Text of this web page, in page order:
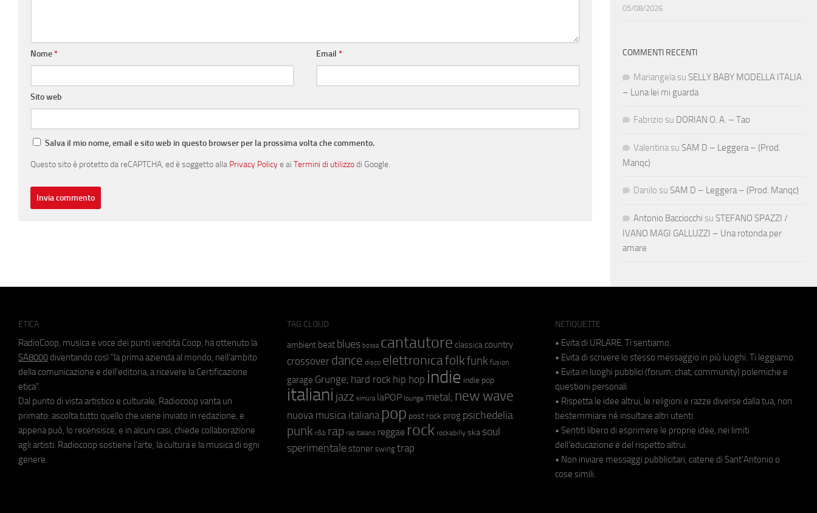
Nome* Email*
Sito web
Salva il mio nome, email e sito web in questo browser per la prossima volta che commento.
Questo sito è protetto da reCAPTCHA, ed è soggetto alla Privacy Policye ai Termini di utilizzodi Google.
05/08/2026
COMMENTI RECENTI
Mariangela su SELLY BABY MODELLA ITALIA
– Luna lei mi guarda
Fabrizio su DORIAN O. A. – Tao
Valentina su SAM D – Leggera – (Prod.
Manqc)
Danilo su SAM D – Leggera – (Prod. Manqc)
Antonio Bacciocchi su STEFANO SPAZZI /
IVANO MAGI GALLUZZI – Una rotonda per
amare
ETICA
RadioCoop, musica e voce dei punti vendita Coop, ha ottenuto la
SA8000 diventando così "la prima azienda al mondo, nell'ambito
della comunicazione e dell'editoria, a ricevere la Certificazione
etica".
Dal punto di vista artistico e culturale, Radiocoop vanta un
primato: ascolta tutto quello che viene inviato in redazione, e
appena può, lo recensisce, e in alcuni casi, chiede collaborazione
agli artisti. Radiocoop sostiene l'arte, la cultura e la musica di ogni
genere.
TAG CLOUD
ambient beat blues bossa cantautore classica country
crossover dance disco elettronicafolkfunk fusion
garage Grunge; hard rock hip hop indie indie pop
italiani jazz kimura laPOP lounge metal; new wave
nuova musica italiana pop post rock prog psichedelia
punk r&b rap rap italiano reggae rock rockabilly ska soul
sperimentale stoner swing trap
NETIQUETTE
• Evita di URLARE. Ti sentiamo.
• Evita di scrivere lo stesso messaggio in più luoghi. Ti leggiamo.
• Evita in luoghi pubblici (forum, chat, community) polemiche e
questioni personali.
• Rispetta le idee altrui, le religioni e razze diverse dalla tua, non
bestemmiare né insultare altri utenti.
• Sentiti libero di esprimere le proprie idee, nei limiti
dell'educazione e del rispetto altrui.
• Non inviare messaggi pubblicitari, catene di Sant'Antonio o
cose simili.